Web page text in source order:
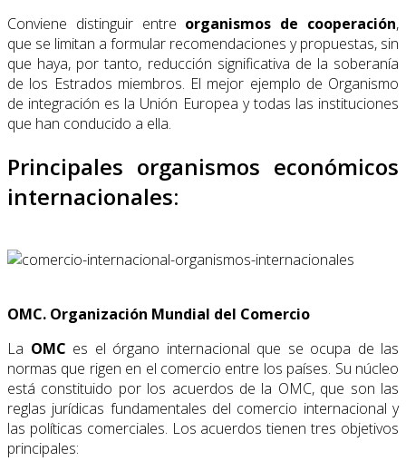
Conviene distinguir entre organismos de cooperación,
que se limitan a formular reco­mendaciones y propuestas, sin
que haya, por tanto, reducción significativa de la soberanía
de los Estrados miembros. El mejor ejemplo de Organismo
de integración es la Unión Europea y todas las instituciones
que han conducido a ella.
Principales organismos económicos
internacionales:
OMC. Organización Mundial del Comercio
La OMC es el órgano internacional que se ocupa de las
normas que rigen en el comercio entre los países. Su núcleo
está constituido por los acuerdos de la OMC, que son las
reglas jurídicas fundamentales del comercio internacional y
las políticas comerciales. Los acuer­dos tienen tres objetivos
principales: